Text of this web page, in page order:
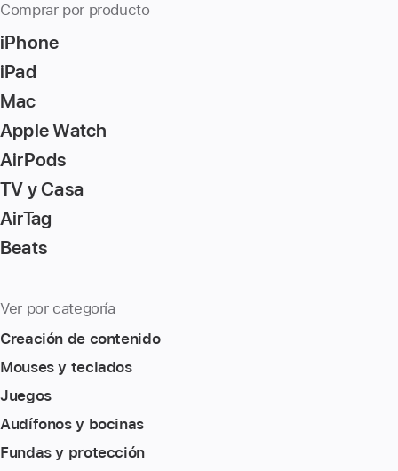
Comprar por producto
iPhone
iPad
Mac
Apple Watch
AirPods
TV y Casa
AirTag
Beats
Ver por categoría
Creación de contenido
Mouses y teclados
Juegos
Audífonos y bocinas
Fundas y protección